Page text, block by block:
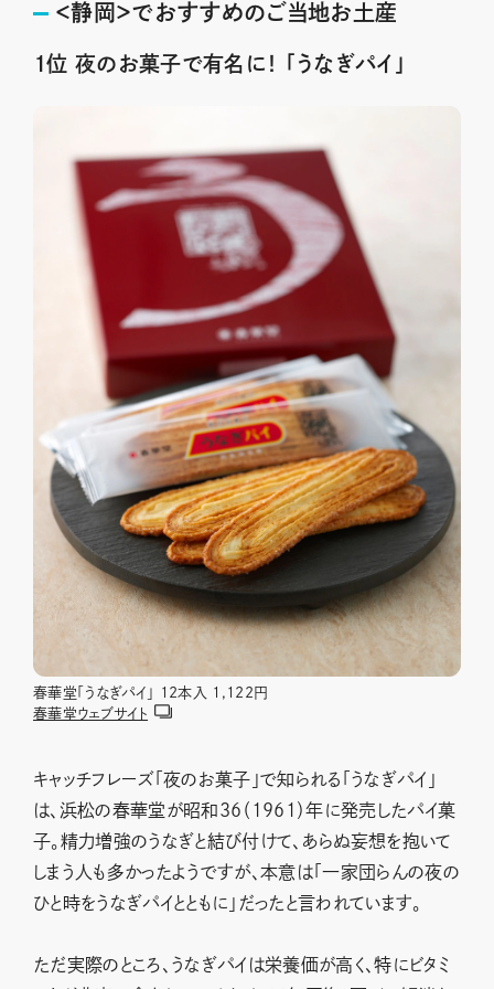
＜静岡＞でおすすめのご当地お土産
１位 夜のお菓子で有名に！ 「うなぎパイ」
春華堂「うなぎパイ」 12本入 1,122円
春華堂ウェブサイト
キャッチフレーズ「夜のお菓子」で知られる「うなぎパイ」
は、浜松の春華堂が昭和36（1961）年に発売したパイ菓
子。精力増強のうなぎと結び付けて、あらぬ妄想を抱いて
しまう人も多かったようですが、本意は「一家団らんの夜の
ひと時をうなぎパイとともに」だったと言われています。
ただ実際のところ、うなぎパイは栄養価が高く、特にビタミ